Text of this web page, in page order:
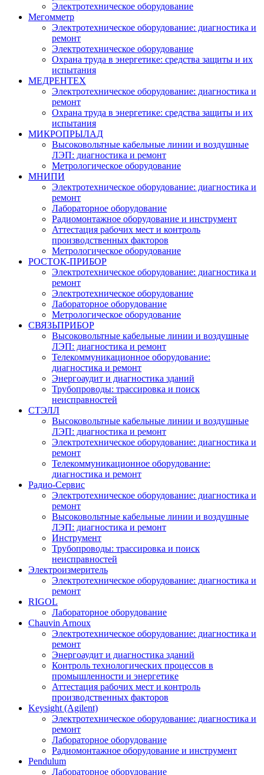
Электротехническое оборудование
Мегомметр
Электротехническое оборудование: диагностика и
ремонт
Электротехническое оборудование
Охрана труда в энергетике: средства защиты и их
испытания
МЕДРЕНТЕХ
Электротехническое оборудование: диагностика и
ремонт
Охрана труда в энергетике: средства защиты и их
испытания
МИКРОПРЫЛАД
Высоковольтные кабельные линии и воздушные
ЛЭП: диагностика и ремонт
Метрологическое оборудование
МНИПИ
Электротехническое оборудование: диагностика и
ремонт
Лабораторное оборудование
Радиомонтажное оборудование и инструмент
Аттестация рабочих мест и контроль
производственных факторов
Метрологическое оборудование
РОСТОК-ПРИБОР
Электротехническое оборудование: диагностика и
ремонт
Электротехническое оборудование
Лабораторное оборудование
Метрологическое оборудование
СВЯЗЬПРИБОР
Высоковольтные кабельные линии и воздушные
ЛЭП: диагностика и ремонт
Телекоммуникационное оборудование:
диагностика и ремонт
Энергоаудит и диагностика зданий
Трубопроводы: трассировка и поиск
неисправностей
СТЭЛЛ
Высоковольтные кабельные линии и воздушные
ЛЭП: диагностика и ремонт
Электротехническое оборудование: диагностика и
ремонт
Телекоммуникационное оборудование:
диагностика и ремонт
Радио-Cервис
Электротехническое оборудование: диагностика и
ремонт
Высоковольтные кабельные линии и воздушные
ЛЭП: диагностика и ремонт
Инструмент
Трубопроводы: трассировка и поиск
неисправностей
Электроизмеритель
Электротехническое оборудование: диагностика и
ремонт
RIGOL
Лабораторное оборудование
Chauvin Arnoux
Электротехническое оборудование: диагностика и
ремонт
Энергоаудит и диагностика зданий
Контроль технологических процессов в
промышленности и энергетике
Аттестация рабочих мест и контроль
производственных факторов
Keysight (Agilent)
Электротехническое оборудование: диагностика и
ремонт
Лабораторное оборудование
Радиомонтажное оборудование и инструмент
Pendulum
Лабораторное оборудование